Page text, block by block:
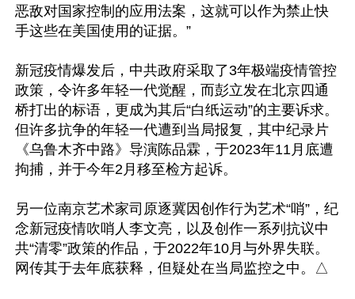
恶敌对国家控制的应用法案，这就可以作为禁止快
手这些在美国使用的证据。”
新冠疫情爆发后，中共政府采取了3年极端疫情管控
政策，令许多年轻一代觉醒，而彭立发在北京四通
桥打出的标语，更成为其后“白纸运动”的主要诉求。
但许多抗争的年轻一代遭到当局报复，其中纪录片
《乌鲁木齐中路》导演陈品霖，于2023年11月底遭
拘捕，并于今年2月移至检方起诉。
另一位南京艺术家司原逐冀因创作行为艺术“哨”，纪
念新冠疫情吹哨人李文亮，以及创作一系列抗议中
共“清零”政策的作品，于2022年10月与外界失联。